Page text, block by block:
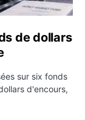
de dollars
sur six fonds
d'encours,